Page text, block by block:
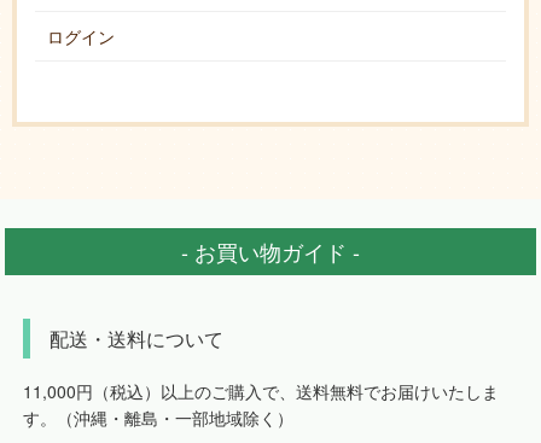
ログイン
- お買い物ガイド -
配送・送料について
11,000円（税込）以上のご購入で、送料無料でお届けいたしま
す。（沖縄・離島・一部地域除く）